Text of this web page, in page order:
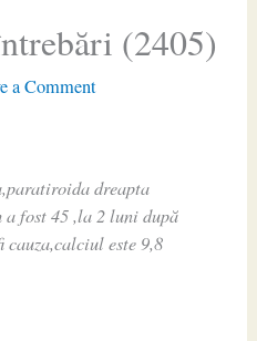
(2405)
a Comment
dreapta
a fost 45 ,la 2 luni după
cauza,calciul este 9,8